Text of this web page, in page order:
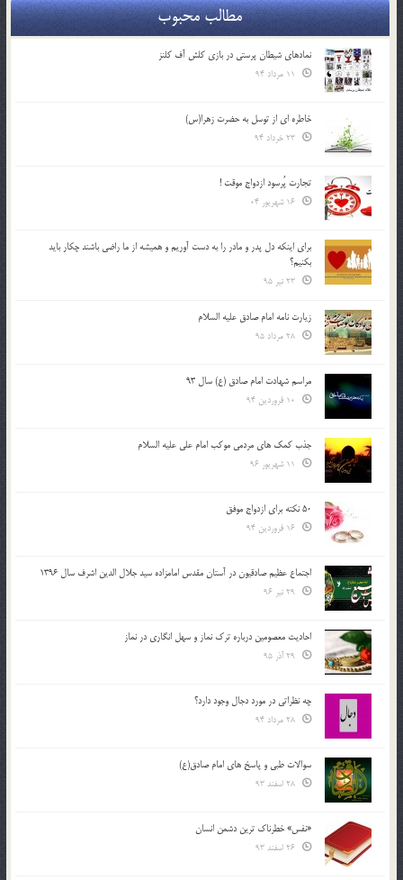
مطالب محبوب
نمادهای شیطان پرستی در بازی کلش آف کلنز
خاطره ای از توسل به حضرت زهرا(س)
تجارت پُرسود ازدواج موقت !
براي اينكه دل پدر و مادر را به دست آوريم و هميشه از ما راضي باشند چكار بايد
بكنيم؟
زیارت نامه امام صادق علیه السلام
مراسم شهادت امام صادق (ع) سال 93
جذب کمک های مردمی موکب امام علی علیه السلام
50 نکته برای ازدواج موفق
اجتماع عظیم صادقیون در آستان مقدس امامزاده سید جلال الدین اشرف سال 1396
احادیث معصومین درباره ترک نماز و سهل انگاری در نماز
چه نظراتی در مورد دجال وجود دارد؟
سوالات طبی و پاسخ های امام صادق(ع)
«نفس» خطرناک ترین دشمن انسان